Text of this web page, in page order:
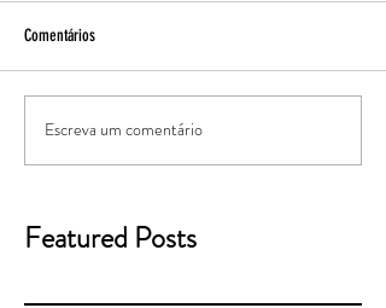
Comentários
Escreva um comentário
Featured Posts